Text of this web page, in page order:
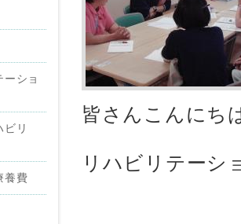
皆さんこんにち
リハビリテーシ
ショ
ビリ
養費